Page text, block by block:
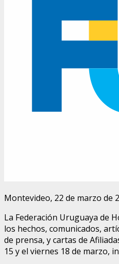
Montevideo, 22 de marzo de
La Federación Uruguaya de
los hechos, comunicados,
de prensa, y cartas de
15 y el viernes 18 de marzo,